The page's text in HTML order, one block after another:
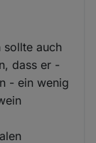
sollte auch
dass er -
- ein wenig